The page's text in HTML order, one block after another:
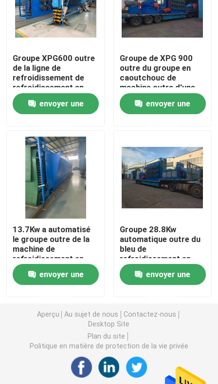
Visite d'usine
Contrôle de qualité
Contactez-nous
Nouvelles
Machine de processus en caoutchouc
Machine en caoutchouc de moulin de mélange
Chaîne de production en caoutchouc de poudre
Machine en caoutchouc de malaxeur
Mélangeur en caoutchouc de Banbury
Presse de vulcanisation en caoutchouc
Ligne en caoutchouc reprise de feuille
Ligne de recyclage du plastique
Groupe XPG600 outre
de la ligne de
refroidissement de
refroidissement en
caoutchouc de feuille
en caoutchouc de la
machine 600mm
envoyer une
Groupe de XPG 900
outre du groupe en
caoutchouc de
machine outre d'une
approbation plus
fraîche de la CE d'OIN
envoyer une
13.7Kw a automatisé
le groupe outre de la
machine de
refroidissement en
caoutchouc pour faire
les produits en
caoutchouc
envoyer une
Groupe 28.8Kw
automatique outre du
bleu de
refroidissement en
caoutchouc de la
machine XPG800
envoyer une
Aperçu Au sujet de nous
Contactez-nous
Desktop Site
Plan du site
Politique en matière de protection de la vie privée